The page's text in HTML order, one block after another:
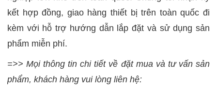
kết hợp đồng, giao hàng thiết bị trên toàn quốc đi
kèm với hỗ trợ hướng dẫn lắp đặt và sử dụng sản
phẩm miễn phí.
=>> Mọi thông tin chi tiết về đặt mua và tư vấn sản
phẩm, khách hàng vui lòng liên hệ: